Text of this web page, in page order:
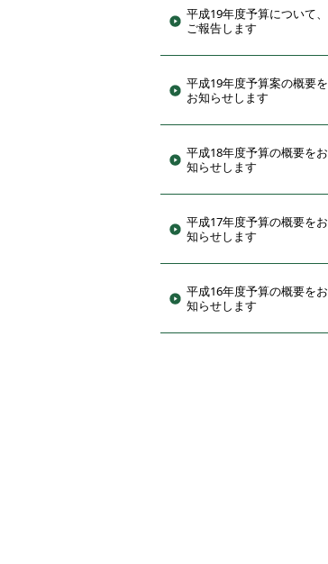
平成19年度予算について、
ご報告します
平成19年度予算案の概要を
お知らせします
平成18年度予算の概要をお
知らせします
平成17年度予算の概要をお
知らせします
平成16年度予算の概要をお
知らせします